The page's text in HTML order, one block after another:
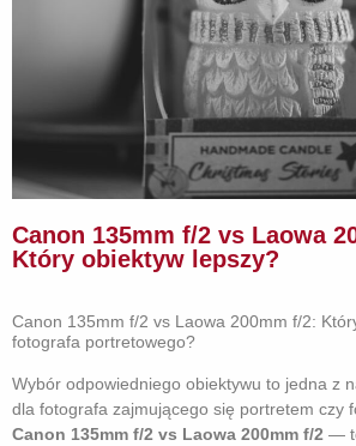
Canon 135mm f/2 vs Laowa
Który obiektyw lepszy?
Canon 135mm f/2 vs Laowa 200mm f/2:
fotografa portretowego?
Wybór odpowiedniego obiektywu to jedna z
dla fotografa zajmującego się portretem czy
Canon 135mm f/2 vs Laowa 200mm f/2 —